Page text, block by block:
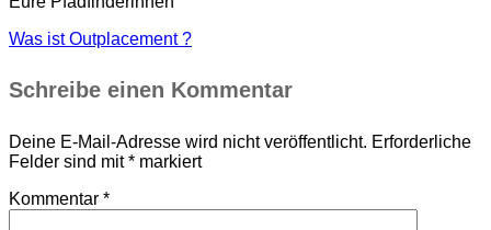
Was ist Outplacement ?
Schreibe einen Kommentar
Deine E-Mail-Adresse wird nicht veröffentlicht. Erforderliche
Felder sind mit* markiert
Kommentar *